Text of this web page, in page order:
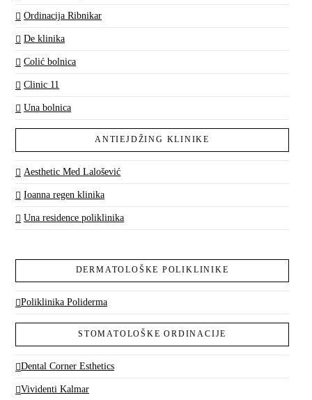
Ordinacija Ribnikar
De klinika
Colić bolnica
Clinic 11
Una bolnica
ANTIEJDŽING KLINIKE
Aesthetic Med Lalošević
Ioanna regen klinika
Una residence poliklinika
DERMATOLOŠKE POLIKLINIKE
Poliklinika Poliderma
STOMATOLOŠKE ORDINACIJE
Dental Corner Esthetics
Vividenti Kalmar